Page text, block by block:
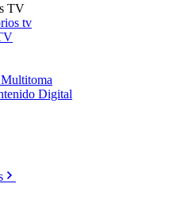
TV
tv
Digital